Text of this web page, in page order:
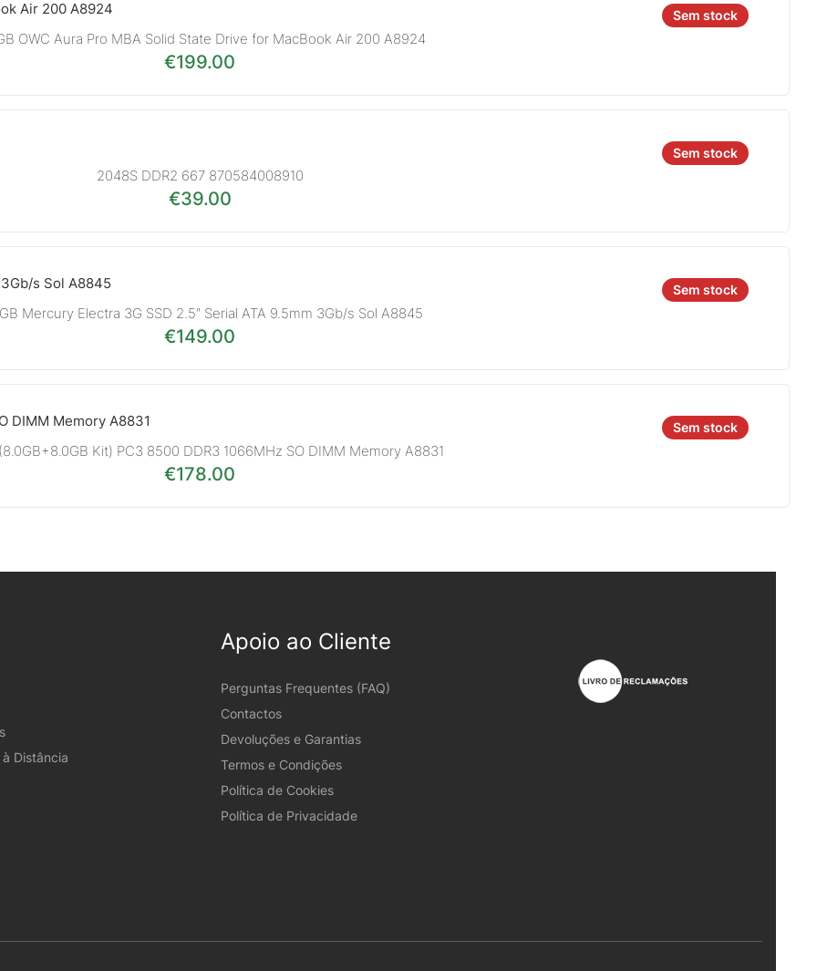
Sem stock
OWC Aura Pro MBA Solid State Drive for MacBook Air 200 A8924
€199.00
Sem stock
2048S DDR2 667 870584008910
€39.00
Sem stock
Mercury Electra 3G SSD 2.5″ Serial ATA 9.5mm 3Gb/s Sol A8845
€149.00
Sem stock
Kit) PC3 8500 DDR3 1066MHz SO DIMM Memory A8831
€178.00
Distância
Apoio ao Cliente
Perguntas Frequentes (FAQ)
Contactos
Devoluções e Garantias
Termos e Condições
Política de Cookies
Política de Privacidade